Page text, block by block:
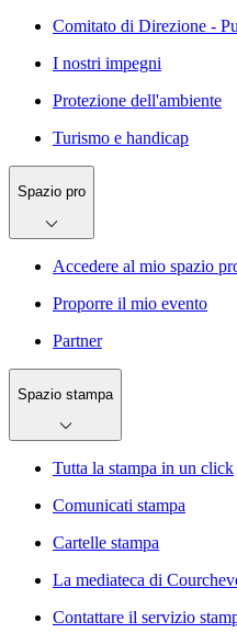
Comitato di Direzione -
I nostri impegni
Protezione dell'ambiente
Turismo e handicap
Spazio pro
Accedere al mio spazio
Proporre il mio evento
Partner
Spazio stampa
Tutta la stampa in un click
Comunicati stampa
Cartelle stampa
La mediateca di
Contattare il servizio